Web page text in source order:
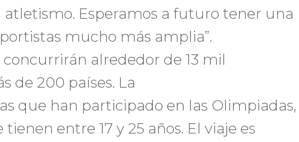
Esperamos a futuro tener una
mucho más amplia”.
alrededor de 13 mil
de 200 países. La
que han participado en las Olimpiadas,
entre 17 y 25 años. El viaje es